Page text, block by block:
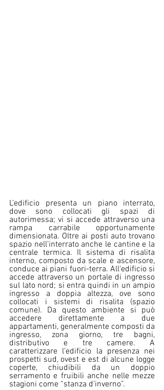
L’edificio presenta un piano interrato,
dove sono collocati gli spazi di
autorimessa; vi si accede attraverso una
rampa carrabile opportunamente
dimensionata. Oltre ai posti auto trovano
spazio nell’interrato anche le cantine e la
centrale termica. Il sistema di risalita
interno, composto da scale e ascensore,
conduce ai piani fuori-terra. All’edificio si
accede attraverso un portale di ingresso
sul lato nord; si entra quindi in un ampio
ingresso a doppia altezza, ove sono
collocati i sistemi di risalita (spazio
comune). Da questo ambiente si può
accedere direttamente a due
appartamenti, generalmente composti da
ingresso, zona giorno, tre bagni,
distributivo e tre camere. A
caratterizzare l’edificio la presenza nei
prospetti sud, ovest e est di alcune logge
coperte, chiudibili da un doppio
serramento e fruibili anche nelle mezze
stagioni come “stanza d’inverno”.